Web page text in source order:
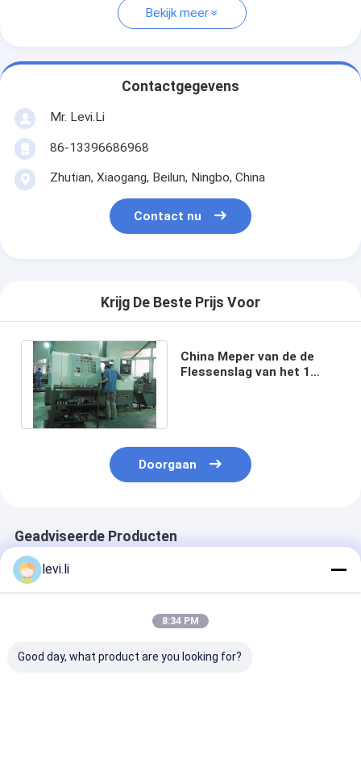
Bekijk meer
Contactgegevens
Mr. Levi.Li
86-13396686968
Zhutian, Xiaogang, Beilun, Ningbo, China
Contact nu
Krijg De Beste Prijs Voor
China Meper van de de
Flessenslag van het 1
Doorgaan
Geadviseerde Producten
levi.li
8:34 PM
Good day, what product are you looking for?